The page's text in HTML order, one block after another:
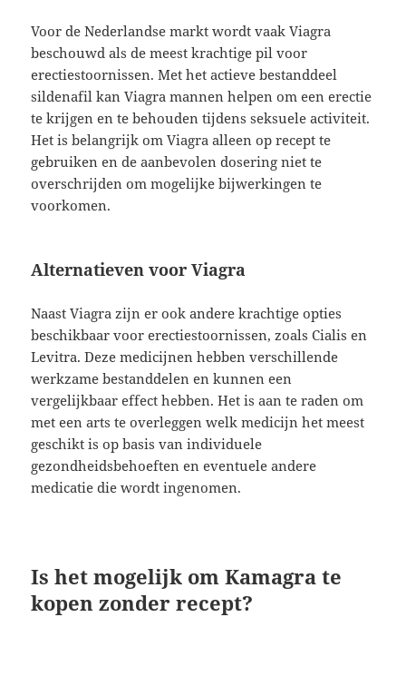
Voor de Nederlandse markt wordt vaak Viagra
beschouwd als de meest krachtige pil voor
erectiestoornissen. Met het actieve bestanddeel
sildenafil kan Viagra mannen helpen om een erectie
te krijgen en te behouden tijdens seksuele activiteit.
Het is belangrijk om Viagra alleen op recept te
gebruiken en de aanbevolen dosering niet te
overschrijden om mogelijke bijwerkingen te
voorkomen.
Alternatieven voor Viagra
Naast Viagra zijn er ook andere krachtige opties
beschikbaar voor erectiestoornissen, zoals Cialis en
Levitra. Deze medicijnen hebben verschillende
werkzame bestanddelen en kunnen een
vergelijkbaar effect hebben. Het is aan te raden om
met een arts te overleggen welk medicijn het meest
geschikt is op basis van individuele
gezondheidsbehoeften en eventuele andere
medicatie die wordt ingenomen.
Is het mogelijk om Kamagra te
kopen zonder recept?